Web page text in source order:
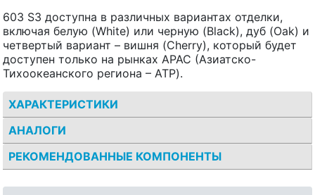
603 S3 доступна в различных вариантах отделки,
включая белую (White) или черную (Black), дуб (Oak) и
четвертый вариант – вишня (Cherry), который будет
доступен только на рынках APAC (Азиатско-
Тихоокеанского региона – АТР).
ХАРАКТЕРИСТИКИ
АНАЛОГИ
РЕКОМЕНДОВАННЫЕ КОМПОНЕНТЫ